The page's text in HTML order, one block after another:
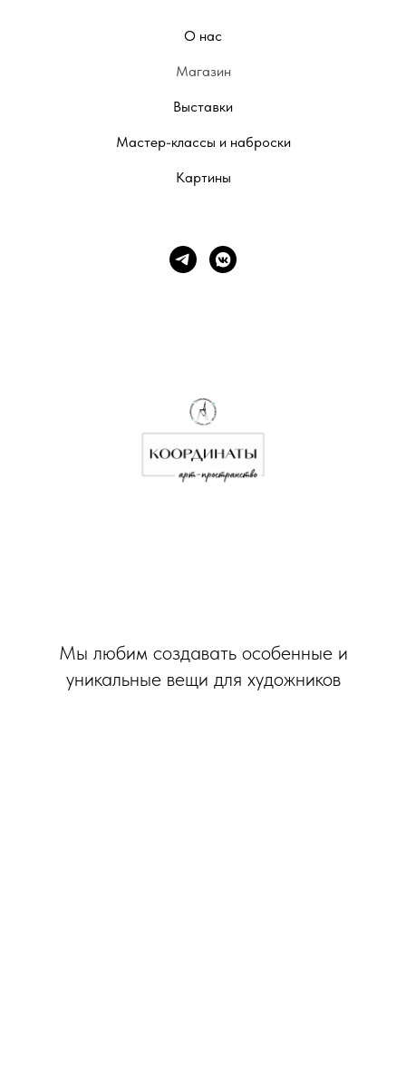
О нас
Магазин
Выставки
Мастер-классы и наброски
Картины
Мы любим создавать особенные и
уникальные вещи для художников